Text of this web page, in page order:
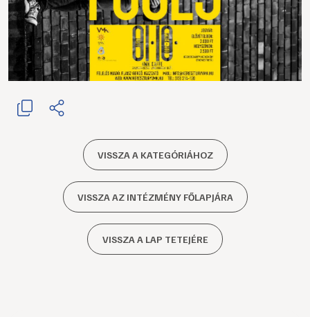
VISSZA A KATEGÓRIÁHOZ
VISSZA AZ INTÉZMÉNY FŐLAPJÁRA
VISSZA A LAP TETEJÉRE